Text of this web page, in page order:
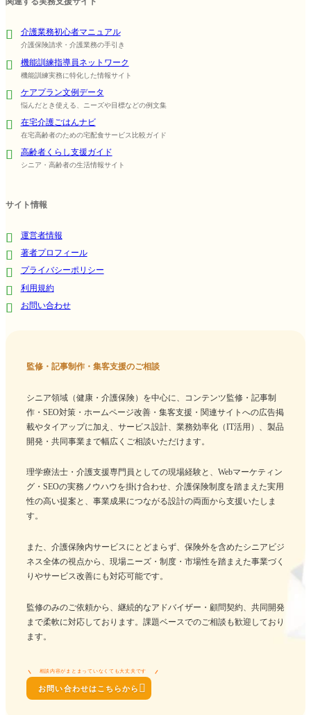
介護業務初心者マニュアル
介護保険請求・介護業務の手引き
機能訓練指導員ネットワーク
機能訓練実務に特化した情報サイト
ケアプラン文例データ
悩んだとき使える、ニーズや目標などの例文集
在宅介護ごはんナビ
在宅高齢者のための宅配食サービス比較ガイド
高齢者くらし支援ガイド
シニア・高齢者の生活情報サイト
サイト情報
運営者情報
著者プロフィール
プライバシーポリシー
利用規約
お問い合わせ
監修・記事制作・集客支援のご相談
シニア領域（健康・介護保険）を中心に、コンテンツ監修・記事制
作・SEO対策・ホームページ改善・集客支援・関連サイトへの広告掲
載やタイアップに加え、サービス設計、業務効率化（IT活用）、製品
開発・共同事業まで幅広くご相談いただけます。
理学療法士・介護支援専門員としての現場経験と、Webマーケティン
グ・SEOの実務ノウハウを掛け合わせ、介護保険制度を踏まえた実用
性の高い提案と、事業成果につながる設計の両面から支援いたしま
す。
また、介護保険内サービスにとどまらず、保険外を含めたシニアビジ
ネス全体の視点から、現場ニーズ・制度・市場性を踏まえた事業づく
りやサービス改善にも対応可能です。
監修のみのご依頼から、継続的なアドバイザー・顧問契約、共同開発
まで柔軟に対応しております。課題ベースでのご相談も歓迎しており
ます。
相談内容がまとまっていなくても大丈夫です
お問い合わせはこちらから 